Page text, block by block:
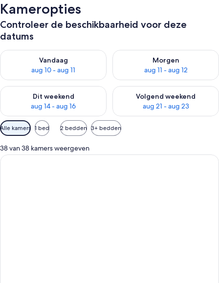
Kameropties
Controleer de beschikbaarheid voor deze
datums
Vandaag
aug 10 - aug 11
De beschikbaarheid controleren voor vanavond aug 10 - aug
Morgen
aug 11 - aug 12
De beschikbaarheid
Dit weekend
aug 14 - aug 16
De beschikbaarheid controleren voor dit weekend aug 14 -
Volgend weekend
aug 21 - aug 23
De beschikbaarheid
Beschikbare
filters
voor
kamers
Alle kamers 1 bed 2 bedden 3+ bedden
38 van 38 kamers weergeven